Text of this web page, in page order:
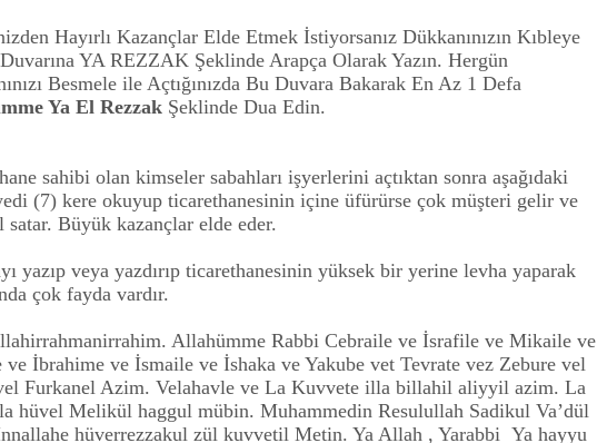
Hayırlı Kazançlar Elde Etmek İstiyorsanız Dükkanınızın Kıbleye
YA REZZAK Şeklinde Arapça Olarak Yazın. Hergün
Besmele ile Açtığınızda Bu Duvara Bakarak En Az 1 Defa
Ya El Rezzak Şeklinde Dua Edin.
sahibi olan kimseler sabahları işyerlerini açtıktan sonra aşağıdaki
(7) kere okuyup ticarethanesinin içine üfürürse çok müşteri gelir ve
satar. Büyük kazançlar elde eder.
yazıp veya yazdırıp ticarethanesinin yüksek bir yerine levha yaparak
çok fayda vardır.
Allahümme Rabbi Cebraile ve İsrafile ve Mikaile ve
ve İbrahime ve İsmaile ve İshaka ve Yakube vet Tevrate vez Zebure vel
Furkanel Azim. Velahavle ve La Kuvvete illa billahil aliyyil azim. La
hüvel Melikül haggul mübin. Muhammedin Resulullah Sadikul Va’dül
hüverrezzakul zül kuvvetil Metin. Ya Allah , Yarabbi Ya hayyu